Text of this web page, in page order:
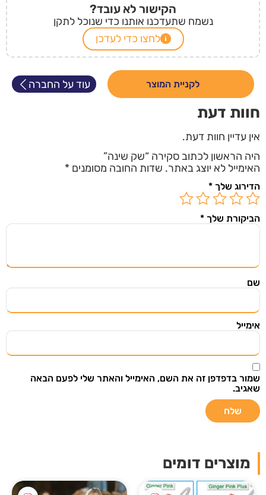
הקישור לא עובד?
נשמח שתעדכנו אותנו כדי שנוכל לתקן
לחצו כדי לעדכן
לקניית המוצר עוד על החברה
חוות דעת
אין עדיין חוות דעת.
היה הראשון לכתוב סקירה “שק שינה”
האימייל לא יוצג באתר. שדות החובה מסומנים *
הדירוג שלך *
הביקורת שלך *
שם
אימייל
שמור בדפדפן זה את השם, האימייל והאתר שלי לפעם הבאה
שאגיב.
מוצרים דומים